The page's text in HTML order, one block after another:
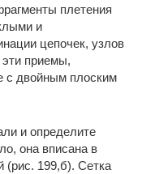
плетения
и
цепочек, узлов
эти приемы,
с двойным плоским
и определите
она вписана в
(рис. 199,б). Сетка